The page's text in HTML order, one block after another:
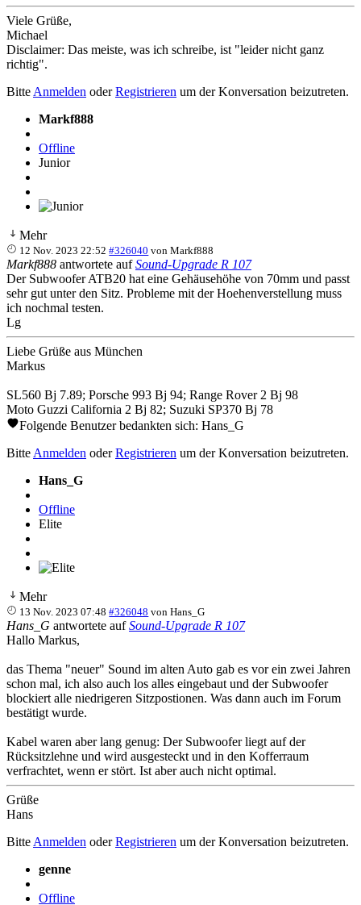
Viele Grüße,
Michael
Disclaimer: Das meiste, was ich schreibe, ist "leider nicht ganz
richtig".
Bitte Anmelden oderRegistrieren um der Konversation beizutreten.
Markf888
Offline
Junior
Mehr
12 Nov. 2023 22:52 #326040 vonMarkf888
Markf888 antwortete aufSound-Upgrade R 107
Der Subwoofer ATB20 hat eine Gehäusehöhe von 70mm und passt
sehr gut unter den Sitz. Probleme mit der Hoehenverstellung muss
ich nochmal testen.
Lg
Liebe Grüße aus München
Markus
SL560 Bj 7.89; Porsche 993 Bj 94; Range Rover 2 Bj 98
Moto Guzzi California 2 Bj 82; Suzuki SP370 Bj 78
Folgende Benutzer bedankten sich: Hans_G
Bitte Anmelden oderRegistrieren um der Konversation beizutreten.
Hans_G
Offline
Elite
Mehr
13 Nov. 2023 07:48 #326048 vonHans_G
Hans_G antwortete aufSound-Upgrade R 107
Hallo Markus,
das Thema "neuer" Sound im alten Auto gab es vor ein zwei Jahren
schon mal, ich also auch los alles eingebaut und der Subwoofer
blockiert alle niedrigeren Sitzpostionen. Was dann auch im Forum
bestätigt wurde.
Kabel waren aber lang genug: Der Subwoofer liegt auf der
Rücksitzlehne und wird ausgesteckt und in den Kofferraum
verfrachtet, wenn er stört. Ist aber auch nicht optimal.
Grüße
Hans
Bitte Anmelden oderRegistrieren um der Konversation beizutreten.
genne
Offline